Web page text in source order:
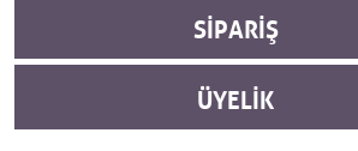
SIPARIŞ
ÜYELIK